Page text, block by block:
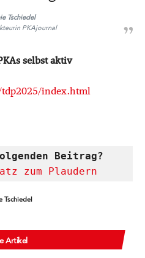
Tschiedel
PKAjournal
selbst aktiv
index.html
Beitrag?
zum Plaudern
Tschiedel
Artikel